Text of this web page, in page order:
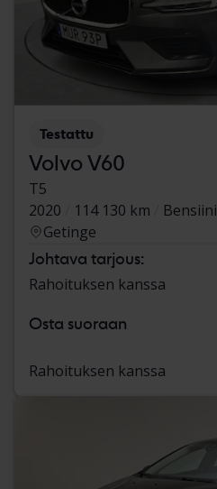
Testattu
Volvo V60
T5
2020
114 130 km
Bensiini
Getinge
Johtava tarjous:
Rahoituksen kanssa
Osta suoraan
Rahoituksen kanssa